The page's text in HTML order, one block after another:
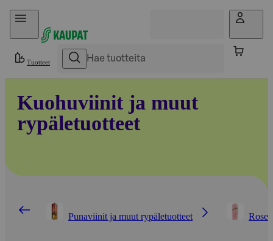
Hyppää sisältöön
Tuotteet
Kuohuviinit ja muut
rypäletuotteet
Punaviinit ja muut rypäletuotteet